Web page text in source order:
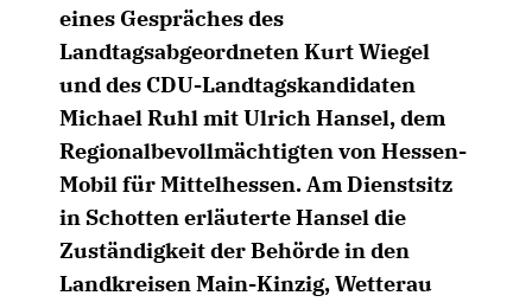
eines Gespräches des
Landtagsabgeordneten Kurt Wiegel
und des CDU-Landtagskandidaten
Michael Ruhl mit Ulrich Hansel, dem
Regionalbevollmächtigten von Hessen-
Mobil für Mittelhessen. Am Dienstsitz
in Schotten erläuterte Hansel die
Zuständigkeit der Behörde in den
Landkreisen Main-Kinzig, Wetterau